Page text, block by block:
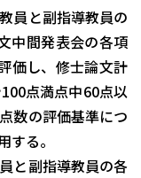
員と副指導教員の
中間発表会の各項
価し、修士論文計
点満点中60点以
数の評価基準につ
る。
と副指導教員の各